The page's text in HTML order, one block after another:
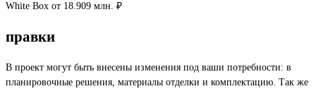
White Box от 18.909 млн. ₽
правки
В проект могут быть внесены изменения под ваши потребности: в
планировочные решения, материалы отделки и комплектацию. Так же